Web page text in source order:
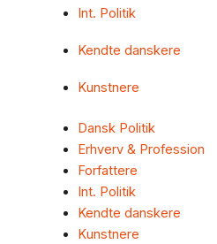
Int. Politik
Kendte danskere
Kunstnere
Dansk Politik
Erhverv & Profession
Forfattere
Int. Politik
Kendte danskere
Kunstnere